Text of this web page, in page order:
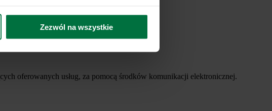
Zezwól na wszystkie
oferowanych usług, za pomocą środków komunikacji elektronicznej.